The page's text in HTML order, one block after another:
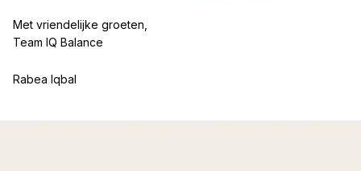
Met vriendelijke groeten,
Team IQ Balance
Rabea Iqbal